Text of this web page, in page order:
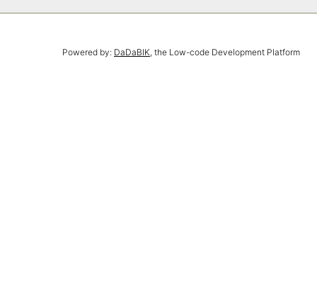
Powered by: DaDaBIK, the Low-code Development Platform